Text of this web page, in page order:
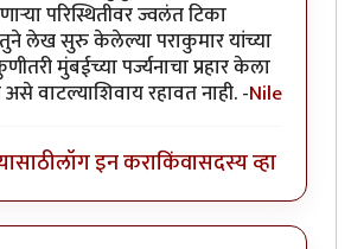
परिस्थितीवर ज्वलंत टिका
लेख सुरु केलेल्या पराकुमार यांच्या
मुंबईच्या पर्ज्यनाचा प्रहार केला
वाटल्याशिवाय रहावत नाही. -Nile
लॉग इन कराकिंवासदस्य व्हा